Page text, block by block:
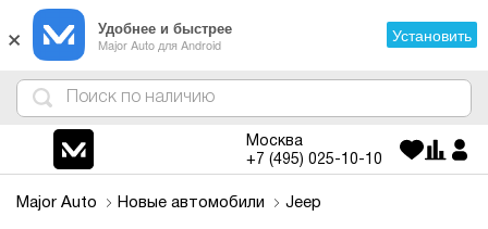
4
1
3
2
Москва
+7 (495) 025-10-10
Major Auto Новые автомобили Jeep
× Удобнее и быстрее
Major Auto для Android Установить